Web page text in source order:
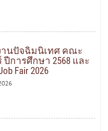
านปัจฉิมนิเทศ คณะ
การศึกษา 2568 และ
Fair 2026